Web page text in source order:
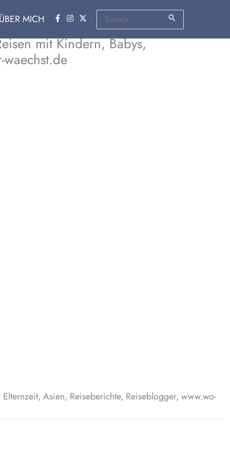
ÜBER MICH
Suchen
nach:
mit Kindern, Babys,
Asien, Reiseberichte, Reiseblogger, www.wo-